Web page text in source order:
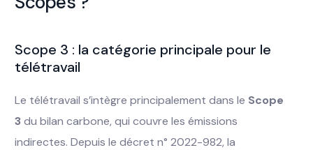
Scope 3 : la catégorie principale pour le
télétravail
Le télétravail s’intègre principalement dans le Scope
3 du bilan carbone, qui couvre les émissions
indirectes. Depuis le décret n° 2022-982, la